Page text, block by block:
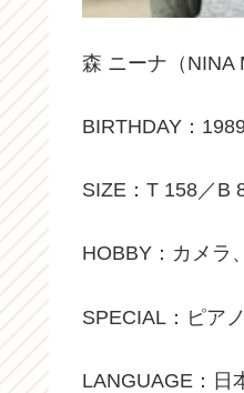
森 ニーナ（NINA
BIRTHDAY：
SIZE：T 158／B
HOBBY：カメラ
SPECIAL：ピア
LANGUAGE：日